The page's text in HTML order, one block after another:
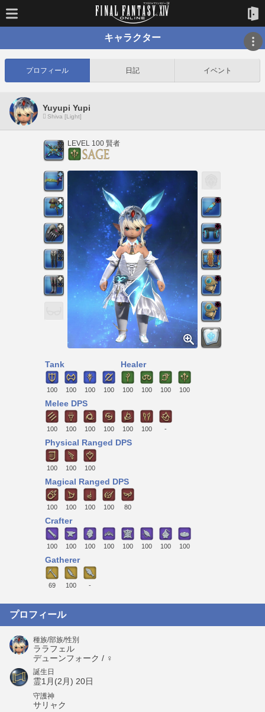
キャラクター
プロフィール 日記 イベント
Yuyupi Yupi
Shiva [Light]
LEVEL 100 賢者
Tank
100 100 100 100
Healer
100 100 100 100
Melee DPS
100 100 100 100 100 100 -
Physical Ranged DPS
100 100 100
Magical Ranged DPS
100 100 100 100 80
Crafter
100 100 100 100 100 100 100 100
Gatherer
69 100 -
プロフィール
種族/部族/性別
ララフェル
デューンフォーク / ♀
誕生日
霊1月(2月) 20日
守護神
サリャク